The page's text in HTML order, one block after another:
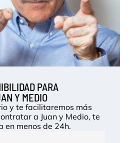
PARA
Y MEDIO
y te facilitaremos más
a Juan y Medio, te
en menos de 24h.